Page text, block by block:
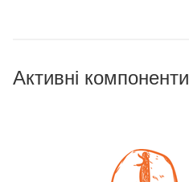
Активні компоненти